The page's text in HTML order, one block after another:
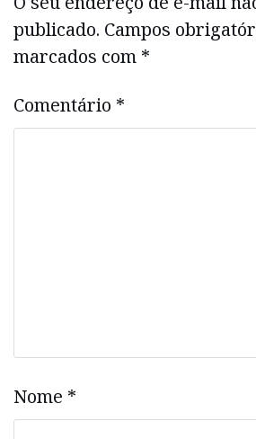
publicado. Campos
marcados com *
Comentário *
Nome *